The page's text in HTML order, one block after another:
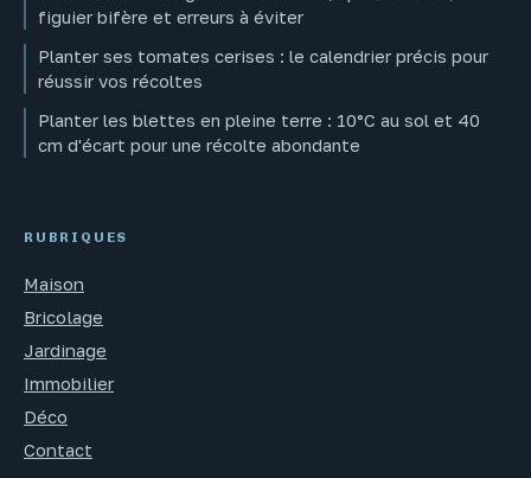
figuier bifère et erreurs à éviter
Planter ses tomates cerises : le calendrier précis pour
réussir vos récoltes
Planter les blettes en pleine terre : 10°C au sol et 40
cm d'écart pour une récolte abondante
RUBRIQUES
Maison
Bricolage
Jardinage
Immobilier
Déco
Contact